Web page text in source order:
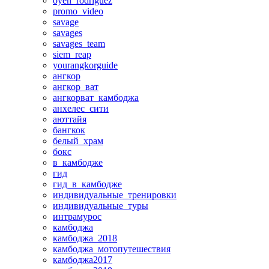
promo_video
savage
savages
savages_team
siem_reap
yourangkorguide
ангкор
ангкор_ват
ангкорват_камбоджа
анхелес_сити
аюттайя
бангкок
белый_храм
бокс
в_камбодже
гид
гид_в_камбодже
индивидуальные_тренировки
индивидуальные_туры
интрамурос
камбоджа
камбоджа_2018
камбоджа_мотопутешествия
камбоджа2017